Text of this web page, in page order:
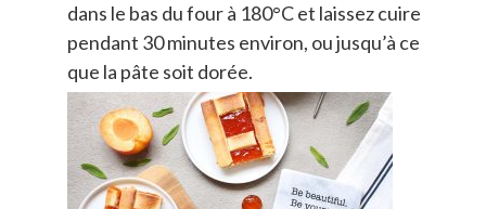
dans le bas du four à 180°C et laissez cuire
pendant 30 minutes environ, ou jusqu’à ce
que la pâte soit dorée.